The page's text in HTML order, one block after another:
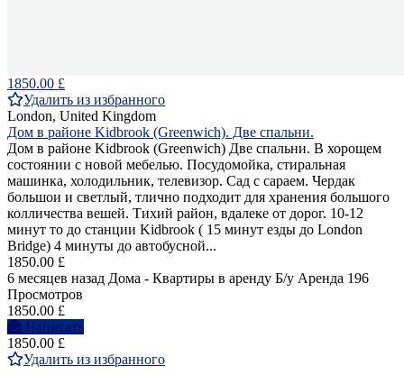
1850.00 £
Удалить из избранного
London, United Kingdom
Дом в районе Kidbrook (Greenwich). Две спальни.
Дом в районе Kidbrook (Greenwich) Две спальни. В хорощем
состоянии с новой мебелью. Посудомойка, стиральная
машинка, холодильник, телевизор. Сад с сараем. Чердак
большои и светлый, тлично подходит для хранения большого
колличества вешей. Тихий район, вдалеке от дорог. 10-12
минут то до станции Kidbrook ( 15 минут езды до London
Bridge) 4 минуты до автобусной...
1850.00 £
6 месяцев назад Дома - Квартиры в аренду Б/у Аренда 196
Просмотров
1850.00 £
Написать
1850.00 £
Удалить из избранного